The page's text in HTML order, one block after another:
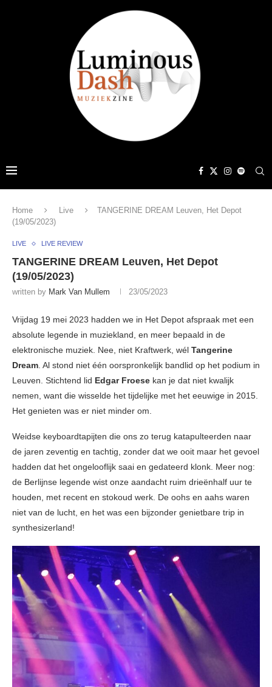
Home Live
TANGERINE DREAM Leuven, Het Depot
(19/05/2023)
LIVE LIVE REVIEW
TANGERINE DREAM Leuven, Het Depot
(19/05/2023)
written by Mark Van Mullem 23/05/2023
Vrijdag 19 mei 2023 hadden we in Het Depot afspraak met een
absolute legende in muziekland, en meer bepaald in de
elektronische muziek. Nee, niet Kraftwerk, wél Tangerine
Dream. Al stond niet één oorspronkelijk bandlid op het podium in
Leuven. Stichtend lid Edgar Froese kan je dat niet kwalijk
nemen, want die wisselde het tijdelijke met het eeuwige in 2015.
Het genieten was er niet minder om.
Weidse keyboardtapijten die ons zo terug katapulteerden naar
de jaren zeventig en tachtig, zonder dat we ooit maar het gevoel
hadden dat het ongelooflijk saai en gedateerd klonk. Meer nog:
de Berlijnse legende wist onze aandacht ruim drieënhalf uur te
houden, met recent en stokoud werk. De oohs en aahs waren
niet van de lucht, en het was een bijzonder genietbare trip in
synthesizerland!